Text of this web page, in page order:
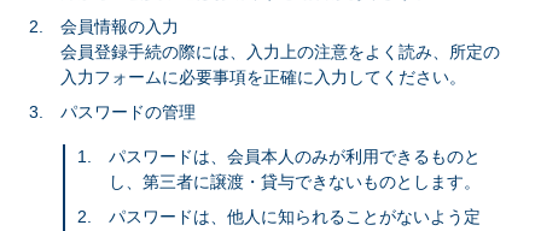
会員情報の入力
会員登録手続の際には、入力上の注意をよく読み、所定の
入力フォームに必要事項を正確に入力してください。
パスワードの管理
パスワードは、会員本人のみが利用できるものと
し、第三者に譲渡・貸与できないものとします。
パスワードは、他人に知られることがないよう定